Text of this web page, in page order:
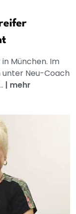
München. Im
Neu-Coach
| mehr